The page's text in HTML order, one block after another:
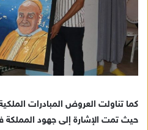
كما تناولت العروض المبادرات
حيث تمت الإشارة إلى جهود المملكة في